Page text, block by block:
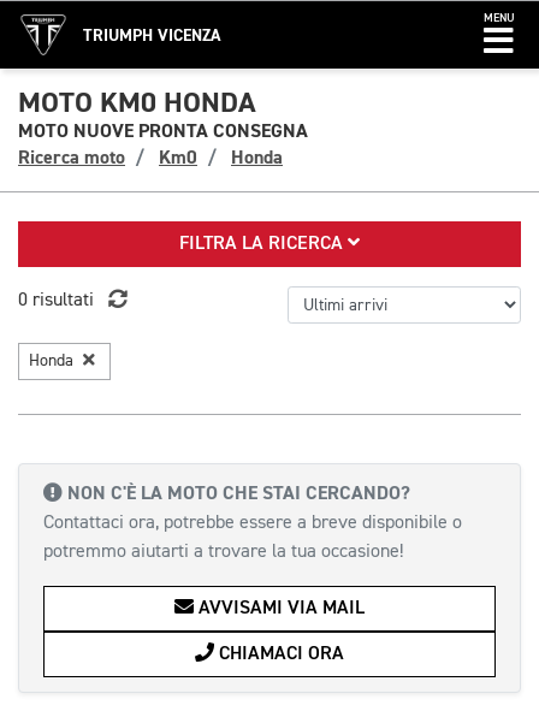
TRIUMPH VICENZA
MENU
MOTO KM0 HONDA
MOTO NUOVE PRONTA CONSEGNA
Ricerca moto
Km0 Honda
FILTRA LA RICERCA
0 risultati
Honda
NON C'È LA MOTO CHE STAI CERCANDO?
Contattaci ora, potrebbe essere a breve disponibile o
potremmo aiutarti a trovare la tua occasione!
AVVISAMI VIA MAIL
CHIAMACI ORA